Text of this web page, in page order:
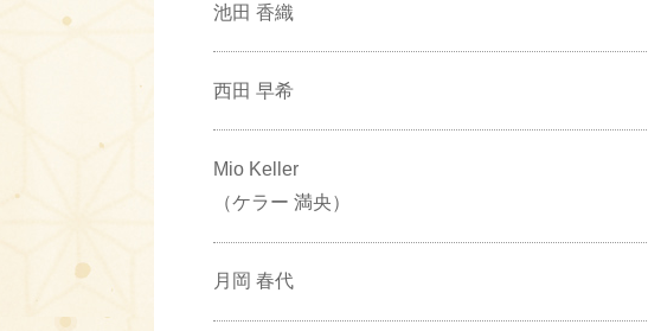
池田 香織
西田 早希
Mio Keller
（ケラー 満央）
月岡 春代